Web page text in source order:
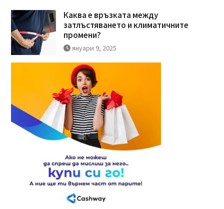
Каква е връзката между
затлъстяването и климатичните
промени?
януари 9, 2025